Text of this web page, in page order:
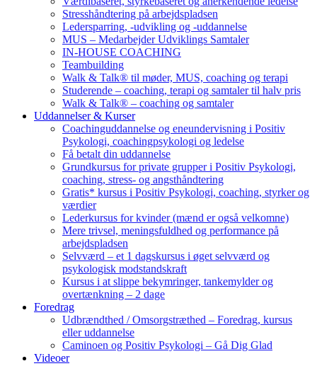
Stresshåndtering på arbejdspladsen
Ledersparring, -udvikling og -uddannelse
MUS – Medarbejder Udviklings Samtaler
IN-HOUSE COACHING
Teambuilding
Walk & Talk® til møder, MUS, coaching og terapi
Studerende – coaching, terapi og samtaler til halv pris
Walk & Talk® – coaching og samtaler
Uddannelser & Kurser
Coachinguddannelse og eneundervisning i Positiv
Psykologi, coachingpsykologi og ledelse
Få betalt din uddannelse
Grundkursus for private grupper i Positiv Psykologi,
coaching, stress- og angsthåndtering
Gratis* kursus i Positiv Psykologi, coaching, styrker og
værdier
Lederkursus for kvinder (mænd er også velkomne)
Mere trivsel, meningsfuldhed og performance på
arbejdspladsen
Selvværd – et 1 dagskursus i øget selvværd og
psykologisk modstandskraft
Kursus i at slippe bekymringer, tankemylder og
overtænkning – 2 dage
Foredrag
Udbrændthed / Omsorgstræthed – Foredrag, kursus
eller uddannelse
Caminoen og Positiv Psykologi – Gå Dig Glad
Videoer